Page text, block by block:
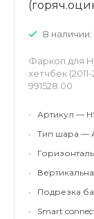
В наличии:
Фаркоп для
хетчбек
991528.00
•
Артикул —
•
Тип шара —
•
•
•
Подрезка
•
Smart